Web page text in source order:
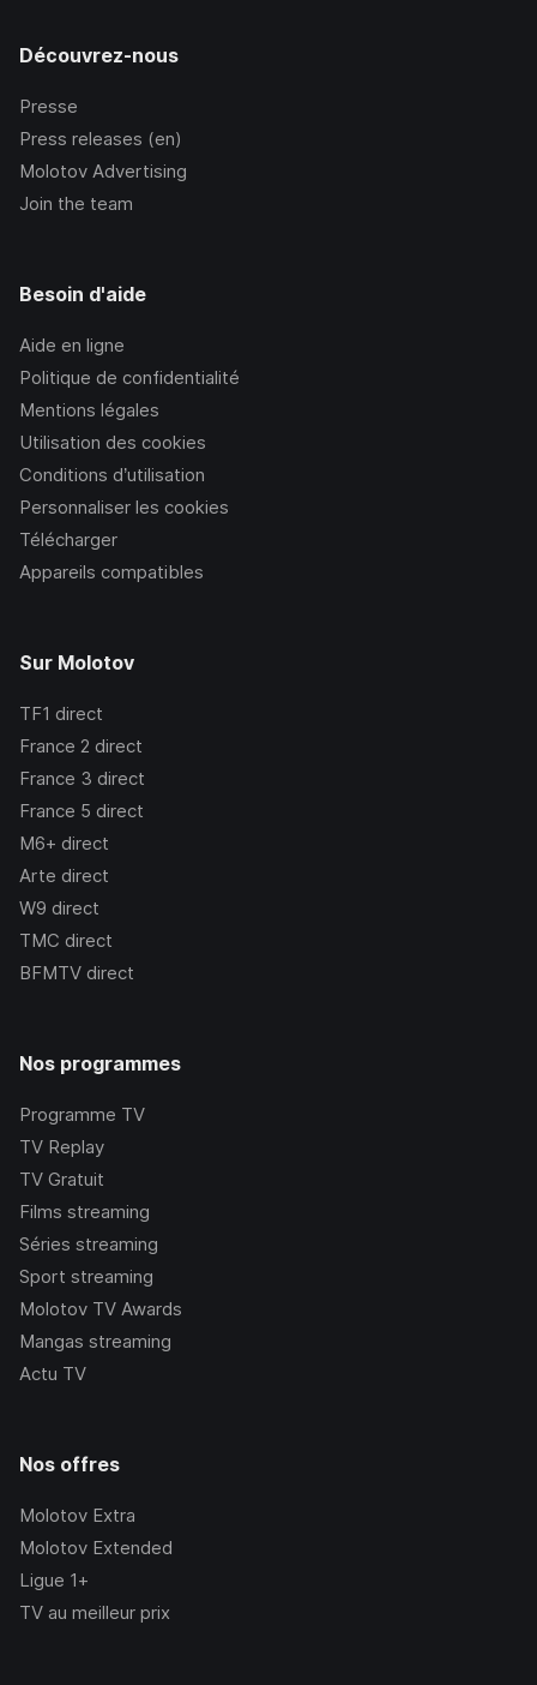
Découvrez-nous
Presse
Press releases (en)
Molotov Advertising
Join the team
Besoin d'aide
Aide en ligne
Politique de confidentialité
Mentions légales
Utilisation des cookies
Conditions d’utilisation
Personnaliser les cookies
Télécharger
Appareils compatibles
Sur Molotov
TF1 direct
France 2 direct
France 3 direct
France 5 direct
M6+ direct
Arte direct
W9 direct
TMC direct
BFMTV direct
Nos programmes
Programme TV
TV Replay
TV Gratuit
Films streaming
Séries streaming
Sport streaming
Molotov TV Awards
Mangas streaming
Actu TV
Nos offres
Molotov Extra
Molotov Extended
Ligue 1+
TV au meilleur prix